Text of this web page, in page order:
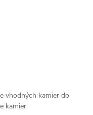
vhodných kamier do
kamier.